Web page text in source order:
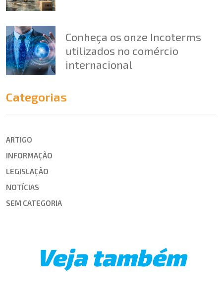
Conheça os onze Incoterms
utilizados no comércio
internacional
Categorias
ARTIGO
INFORMAÇÃO
LEGISLAÇÃO
NOTÍCIAS
SEM CATEGORIA
Veja também